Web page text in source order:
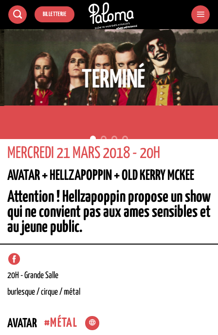
Passer
BILLETTERIE
TERMINÉ
MERCREDI 21 MARS 2018 - 20H
AVATAR + HELLZAPOPPIN + OLD KERRY MCKEE
Attention ! Hellzapoppin propose un show
qui ne convient pas aux ames sensibles et
au jeune public.
20H -Grande Salle
burlesque / cirque / métal
AVATAR MÉTAL